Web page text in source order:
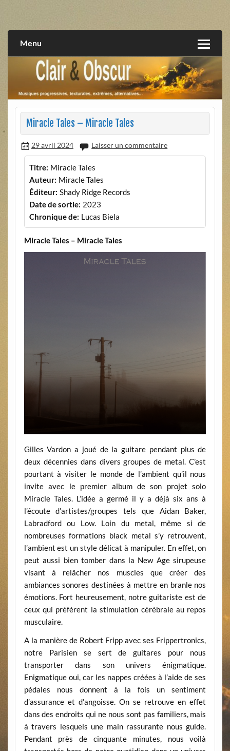
extrêmes, alternatives, texturales
Menu
Miracle Tales – Miracle Tales
29 avril 2024 Laisser un commentaire
Titre: Miracle Tales
Auteur: Miracle Tales
Éditeur: Shady Ridge Records
Date de sortie: 2023
Chronique de: Lucas Biela
Miracle Tales – Miracle Tales
Gilles Vardon a joué de la guitare pendant plus de
deux décennies dans divers groupes de metal. C’est
pourtant à visiter le monde de l’ambient qu’il nous
invite avec le premier album de son projet solo
Miracle Tales. L’idée a germé il y a déjà six ans à
l’écoute d’artistes/groupes tels que Aidan Baker,
Labradford ou Low. Loin du metal, même si de
nombreuses formations black metal s’y retrouvent,
l’ambient est un style délicat à manipuler. En effet, on
peut aussi bien tomber dans la New Age sirupeuse
visant à relâcher nos muscles que créer des
ambiances sonores destinées à mettre en branle nos
émotions. Fort heureusement, notre guitariste est de
ceux qui préfèrent la stimulation cérébrale au repos
musculaire.
A la manière de Robert Fripp avec ses Frippertronics,
notre Parisien se sert de guitares pour nous
transporter dans son univers énigmatique.
Enigmatique oui, car les nappes créées à l’aide de ses
pédales nous donnent à la fois un sentiment
d’assurance et d’angoisse. On se retrouve en effet
dans des endroits qui ne nous sont pas familiers, mais
à travers lesquels une main rassurante nous guide.
Pendant près de cinquante minutes, nous voilà